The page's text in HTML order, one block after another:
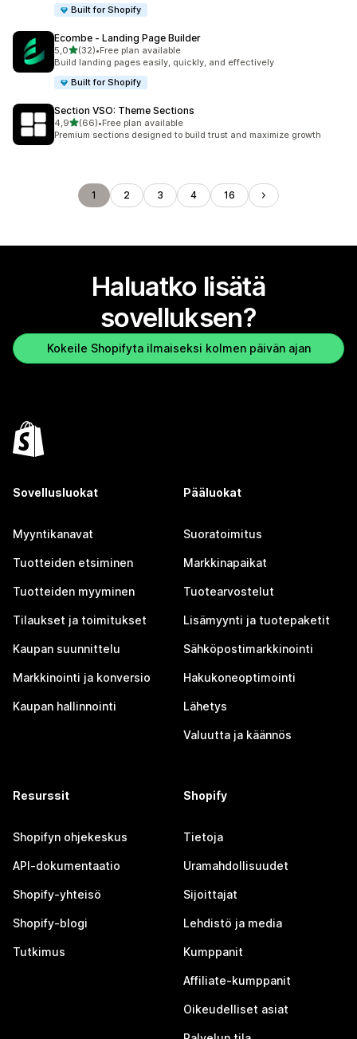
Built for Shopify
Ecombe ‑ Landing Page Builder
5,0/ 5 tähteä
(32)
32 arvostelua yhteensä
•Free plan available
Build landing pages easily, quickly, and effectively
Built for Shopify
Section VSO: Theme Sections
4,9/ 5 tähteä
(66)
66 arvostelua yhteensä
•Free plan available
Premium sections designed to build trust and maximize growth
1 2 3 4 16
Haluatko lisätä
sovelluksen?
Kokeile Shopifyta ilmaiseksi kolmen päivän ajan
Sovellusluokat
Myyntikanavat
Tuotteiden etsiminen
Tuotteiden myyminen
Tilaukset ja toimitukset
Kaupan suunnittelu
Markkinointi ja konversio
Kaupan hallinnointi
Pääluokat
Suoratoimitus
Markkinapaikat
Tuotearvostelut
Lisämyynti ja tuotepaketit
Sähköpostimarkkinointi
Hakukoneoptimointi
Lähetys
Valuutta ja käännös
Resurssit
Shopifyn ohjekeskus
API-dokumentaatio
Shopify-yhteisö
Shopify-blogi
Tutkimus
Shopify
Tietoja
Uramahdollisuudet
Sijoittajat
Lehdistö ja media
Kumppanit
Affiliate-kumppanit
Oikeudelliset asiat